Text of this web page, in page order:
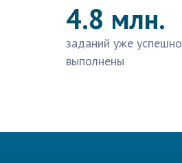
4.8 млн.
заданий уже успешно
выполнены